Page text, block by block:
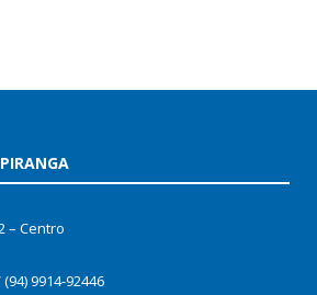
– Centro
9914-92446